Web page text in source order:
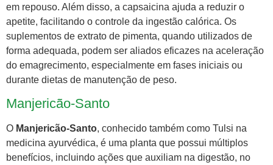
em repouso. Além disso, a capsaicina ajuda a reduzir o
apetite, facilitando o controle da ingestão calórica. Os
suplementos de extrato de pimenta, quando utilizados de
forma adequada, podem ser aliados eficazes na aceleração
do emagrecimento, especialmente em fases iniciais ou
durante dietas de manutenção de peso.
Manjericão-Santo
O Manjericão-Santo, conhecido também como Tulsi na
medicina ayurvédica, é uma planta que possui múltiplos
benefícios, incluindo ações que auxiliam na digestão, no